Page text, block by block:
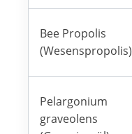
Bee Propolis
(Wesenspropolis)
Pelargonium
graveolens